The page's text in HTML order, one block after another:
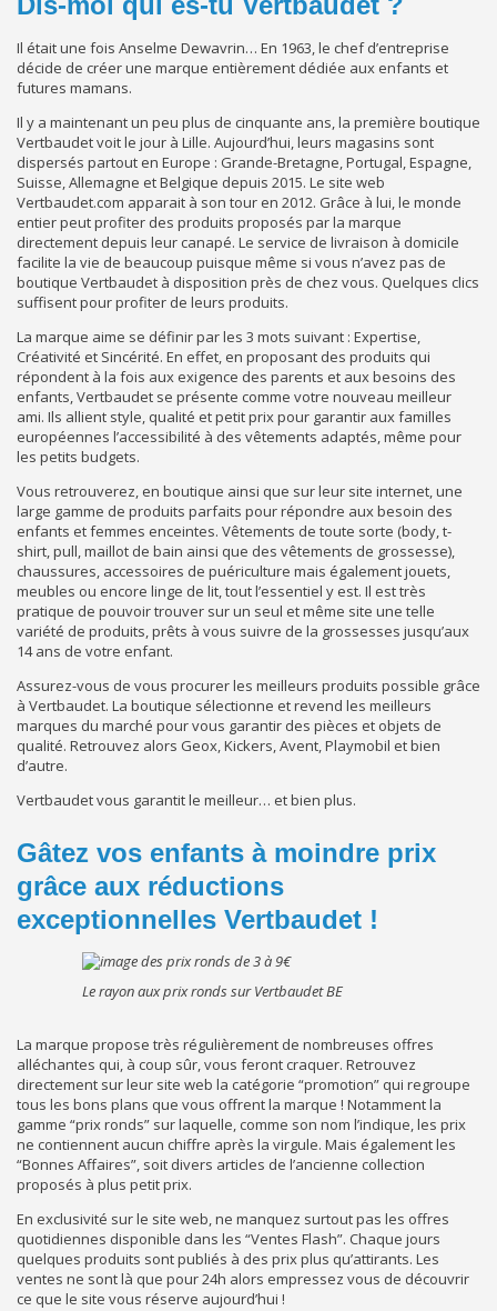
Il était une fois Anselme Dewavrin… En 1963, le chef d’entreprise
décide de créer une marque entièrement dédiée aux enfants et
futures mamans.
Il y a maintenant un peu plus de cinquante ans, la première boutique
Vertbaudet voit le jour à Lille. Aujourd’hui, leurs magasins sont
dispersés partout en Europe : Grande-Bretagne, Portugal, Espagne,
Suisse, Allemagne et Belgique depuis 2015. Le site web
Vertbaudet.com apparait à son tour en 2012. Grâce à lui, le monde
entier peut profiter des produits proposés par la marque
directement depuis leur canapé. Le service de livraison à domicile
facilite la vie de beaucoup puisque même si vous n’avez pas de
boutique Vertbaudet à disposition près de chez vous. Quelques clics
suffisent pour profiter de leurs produits.
La marque aime se définir par les 3 mots suivant : Expertise,
Créativité et Sincérité. En effet, en proposant des produits qui
répondent à la fois aux exigence des parents et aux besoins des
enfants, Vertbaudet se présente comme votre nouveau meilleur
ami. Ils allient style, qualité et petit prix pour garantir aux familles
européennes l’accessibilité à des vêtements adaptés, même pour
les petits budgets.
Vous retrouverez, en boutique ainsi que sur leur site internet, une
large gamme de produits parfaits pour répondre aux besoin des
enfants et femmes enceintes. Vêtements de toute sorte (body, t-
shirt, pull, maillot de bain ainsi que des vêtements de grossesse),
chaussures, accessoires de puériculture mais également jouets,
meubles ou encore linge de lit, tout l’essentiel y est. Il est très
pratique de pouvoir trouver sur un seul et même site une telle
variété de produits, prêts à vous suivre de la grossesses jusqu’aux
14 ans de votre enfant.
Assurez-vous de vous procurer les meilleurs produits possible grâce
à Vertbaudet. La boutique sélectionne et revend les meilleurs
marques du marché pour vous garantir des pièces et objets de
qualité. Retrouvez alors Geox, Kickers, Avent, Playmobil et bien
d’autre.
Vertbaudet vous garantit le meilleur… et bien plus.
Gâtez vos enfants à moindre prix
grâce aux réductions
exceptionnelles Vertbaudet !
Le rayon aux prix ronds sur Vertbaudet BE
La marque propose très régulièrement de nombreuses offres
alléchantes qui, à coup sûr, vous feront craquer. Retrouvez
directement sur leur site web la catégorie “promotion” qui regroupe
tous les bons plans que vous offrent la marque ! Notamment la
gamme “prix ronds” sur laquelle, comme son nom l’indique, les prix
ne contiennent aucun chiffre après la virgule. Mais également les
“Bonnes Affaires”, soit divers articles de l’ancienne collection
proposés à plus petit prix.
En exclusivité sur le site web, ne manquez surtout pas les offres
quotidiennes disponible dans les “Ventes Flash”. Chaque jours
quelques produits sont publiés à des prix plus qu’attirants. Les
ventes ne sont là que pour 24h alors empressez vous de découvrir
ce que le site vous réserve aujourd’hui !